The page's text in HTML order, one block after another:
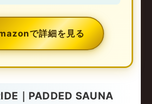
で詳細を見る
｜PADDED SAUNA